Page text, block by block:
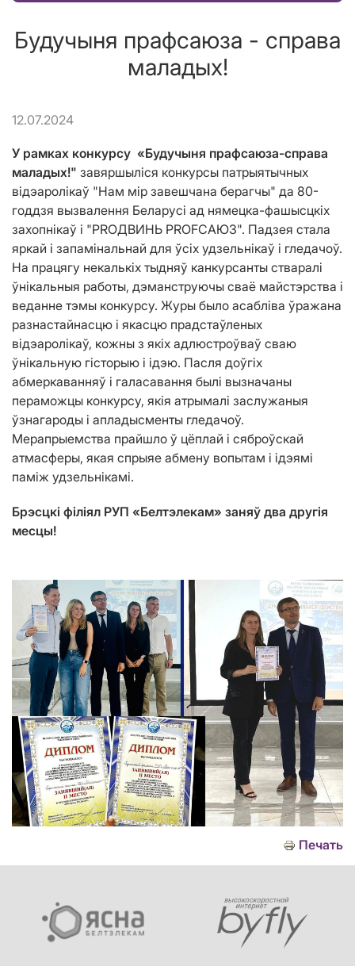
Будучыня прафсаюза - справа
маладых!
12.07.2024
У рамках конкурсу «Будучыня прафсаюза-справа
маладых!" завяршыліся конкурсы патрыятычных
відэаролікаў "Нам мір завешчана берагчы" да 80-
годдзя вызвалення Беларусі ад нямецка-фашысцкіх
захопнікаў і "PROДВИНЬ PROFСАЮЗ". Падзея стала
яркай і запамінальнай для ўсіх удзельнікаў і гледачоў.
На працягу некалькіх тыдняў канкурсанты стваралі
ўнікальныя работы, дэманструючы сваё майстэрства і
веданне тэмы конкурсу. Журы было асабліва ўражана
разнастайнасцю і якасцю прадстаўленых
відэаролікаў, кожны з якіх адлюстроўваў сваю
ўнікальную гісторыю і ідэю. Пасля доўгіх
абмеркаванняў і галасавання былі вызначаны
пераможцы конкурсу, якія атрымалі заслужаныя
ўзнагароды і апладысменты гледачоў.
Мерапрыемства прайшло ў цёплай і сяброўскай
атмасферы, якая спрыяе абмену вопытам і ідэямі
паміж удзельнікамі.
Брэсцкі філіял РУП «Белтэлекам» заняў два другія
месцы!
Печать